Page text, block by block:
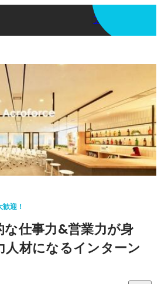
アプリを使う
迎！
な仕事力&営業力が身
人材になるインターン